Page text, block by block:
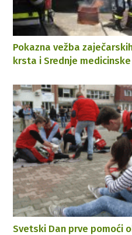
Pokazna vežba
krsta i Srednje medicinske
Svetski Dan prve pomoći